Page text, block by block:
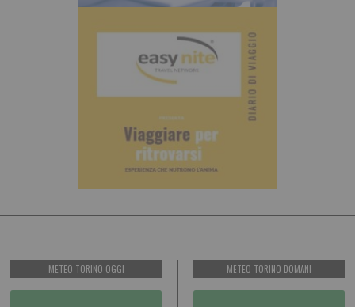
METEO TORINO OGGI METEO TORINO DOMANI